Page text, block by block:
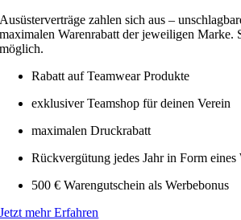
Ausüsterverträge zahlen sich aus –
maximalen Warenrabatt der jeweiligen Marke.
möglich.
Rabatt auf Teamwear Produkte
exklusiver Teamshop für deinen Verein
maximalen Druckrabatt
Rückvergütung jedes Jahr in Form eines
500 € Warengutschein als Werbebonus
Jetzt mehr Erfahren